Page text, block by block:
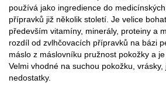
používá jako ingredience do
přípravků již několik století. Je velice
především vitamíny, minerály, proteiny a
rozdíl od zvlhčovacích přípravků na bázi
máslo z máslovníku pružnost pokožky a
Velmi vhodné na suchou pokožku,
nedostatky.